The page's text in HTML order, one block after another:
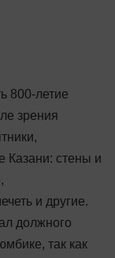
800-летие
зрения
Казани: стены и
и другие.
должного
так как